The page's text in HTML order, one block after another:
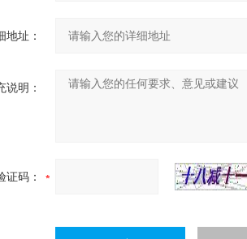
地址：
说明：
证码：